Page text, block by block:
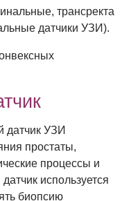
трансректа
датчики УЗИ).
датчик УЗИ
простаты,
процессы и
используется
биопсию